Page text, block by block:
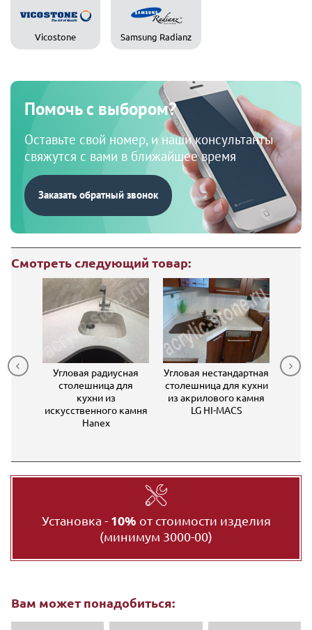
Vicostone Samsung Radianz
Помочь с выбором?
Оставьте свой номер, и наши консультанты
свяжутся с вами в ближайшее время
Заказать обратный звонок
Смотреть следующий товар:
Угловая радиусная
столешница для
кухни из
искусственного камня
Hanex
Угловая нестандартная
столешница для кухни
из акрилового камня
LG HI-MACS
Установка - 10% от стоимости изделия
(минимум 3000-00)
Вам может понадобиться: